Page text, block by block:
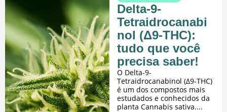
Delta-9-
Tetraidrocanabi
nol (Δ9-THC):
tudo que você
precisa saber!
O Delta-9-
Tetraidrocanabinol (Δ9-THC)
é um dos compostos mais
estudados e conhecidos da
planta Cannabis sativa....